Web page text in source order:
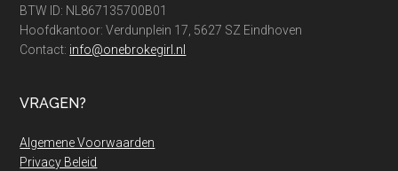
BTW ID: NL867135700B01
Hoofdkantoor: Verdunplein 17, 5627 SZ Eindhoven
Contact: info@onebrokegirl.nl
VRAGEN?
Algemene Voorwaarden
Privacy Beleid